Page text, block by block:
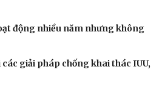
động nhiều năm nhưng không
giải pháp chống khai thác IUU,